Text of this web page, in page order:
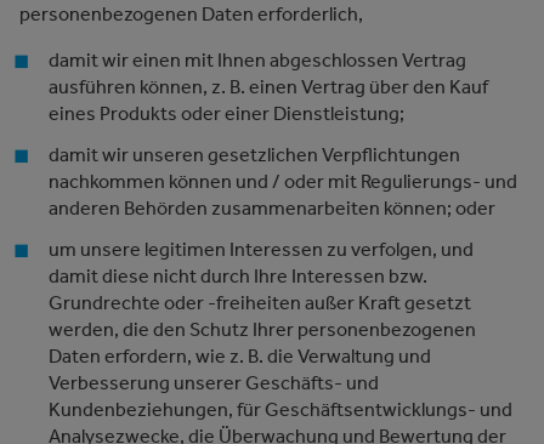
personenbezogenen Daten erforderlich,
damit wir einen mit Ihnen abgeschlossen Vertrag
ausführen können, z. B. einen Vertrag über den Kauf
eines Produkts oder einer Dienstleistung;
damit wir unseren gesetzlichen Verpflichtungen
nachkommen können und / oder mit Regulierungs- und
anderen Behörden zusammenarbeiten können; oder
um unsere legitimen Interessen zu verfolgen, und
damit diese nicht durch Ihre Interessen bzw.
Grundrechte oder -freiheiten außer Kraft gesetzt
werden, die den Schutz Ihrer personenbezogenen
Daten erfordern, wie z. B. die Verwaltung und
Verbesserung unserer Geschäfts- und
Kundenbeziehungen, für Geschäftsentwicklungs- und
Analysezwecke, die Überwachung und Bewertung der